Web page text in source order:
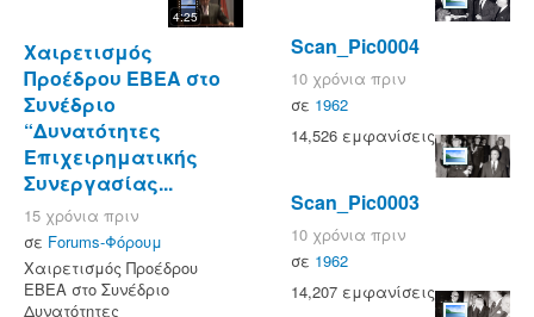
4:25
Χαιρετισμός
Προέδρου ΕΒΕΑ στο
Συνέδριο
“Δυνατότητες
Επιχειρηματικής
Συνεργασίας...
15 χρόνια πριν
σε Forums-Φόρουμ
Χαιρετισμός Προέδρου
ΕΒΕΑ στο Συνέδριο
Δυνατότητες
Scan_Pic0004
10 χρόνια πριν
σε 1962
14,526 εμφανίσεις
Scan_Pic0003
10 χρόνια πριν
σε 1962
14,207 εμφανίσεις